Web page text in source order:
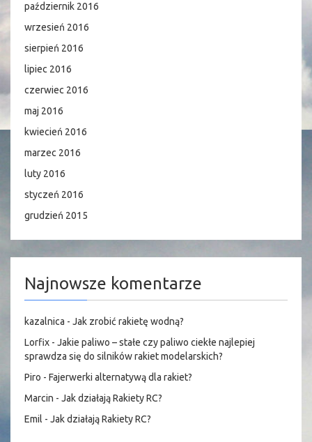
październik 2016
wrzesień 2016
sierpień 2016
lipiec 2016
czerwiec 2016
maj 2016
kwiecień 2016
marzec 2016
luty 2016
styczeń 2016
grudzień 2015
Najnowsze komentarze
kazalnica - Jak zrobić rakietę wodną?
Lorfix - Jakie paliwo – stałe czy paliwo ciekłe najlepiej
sprawdza się do silników rakiet modelarskich?
Piro - Fajerwerki alternatywą dla rakiet?
Marcin - Jak działają Rakiety RC?
Emil - Jak działają Rakiety RC?